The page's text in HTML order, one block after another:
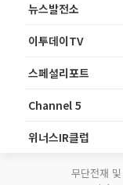
뉴스발전소
이투데이TV
스페셜리포트
Channel 5
위너스IR클럽
무단전재